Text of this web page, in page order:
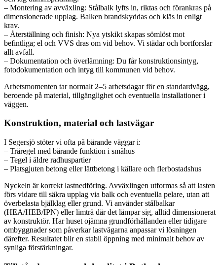
– Montering av avväxling: Stålbalk lyfts in, riktas och förankras på
dimensionerade upplag. Balken brandskyddas och kläs in enligt
krav.
– Återställning och finish: Nya ytskikt skapas sömlöst mot
befintliga; el och VVS dras om vid behov. Vi städar och bortforslar
allt avfall.
– Dokumentation och överlämning: Du får konstruktionsintyg,
fotodokumentation och intyg till kommunen vid behov.
Arbetsmomenten tar normalt 2–5 arbetsdagar för en standardvägg,
beroende på material, tillgänglighet och eventuella installationer i
väggen.
Konstruktion, material och lastvägar
I Segersjö stöter vi ofta på bärande väggar i:
– Träregel med bärande funktion i småhus
– Tegel i äldre radhuspartier
– Platsgjuten betong eller lättbetong i källare och flerbostadshus
Nyckeln är korrekt lastnedföring. Avväxlingen utformas så att lasten
förs vidare till säkra upplag via balk och eventuella pelare, utan att
överbelasta bjälklag eller grund. Vi använder stålbalkar
(HEA/HEB/IPN) eller limträ där det lämpar sig, alltid dimensionerat
av konstruktör. Har huset ojämna grundförhållanden eller tidigare
ombyggnader som påverkar lastvägarna anpassar vi lösningen
därefter. Resultatet blir en stabil öppning med minimalt behov av
synliga förstärkningar.